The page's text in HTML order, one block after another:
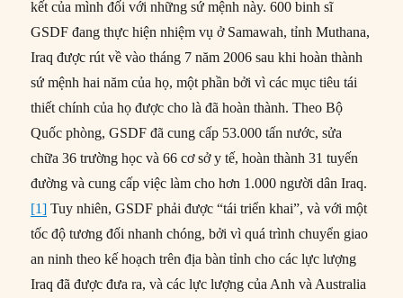
kết của mình đối với những sứ mệnh này. 600 binh sĩ
GSDF đang thực hiện nhiệm vụ ở Samawah, tỉnh Muthana,
Iraq được rút về vào tháng 7 năm 2006 sau khi hoàn thành
sứ mệnh hai năm của họ, một phần bởi vì các mục tiêu tái
thiết chính của họ được cho là đã hoàn thành. Theo Bộ
Quốc phòng, GSDF đã cung cấp 53.000 tấn nước, sửa
chữa 36 trường học và 66 cơ sở y tế, hoàn thành 31 tuyến
đường và cung cấp việc làm cho hơn 1.000 người dân Iraq.
[1] Tuy nhiên, GSDF phải được “tái triển khai”, và với một
tốc độ tương đối nhanh chóng, bởi vì quá trình chuyển giao
an ninh theo kế hoạch trên địa bàn tỉnh cho các lực lượng
Iraq đã được đưa ra, và các lực lượng của Anh và Australia